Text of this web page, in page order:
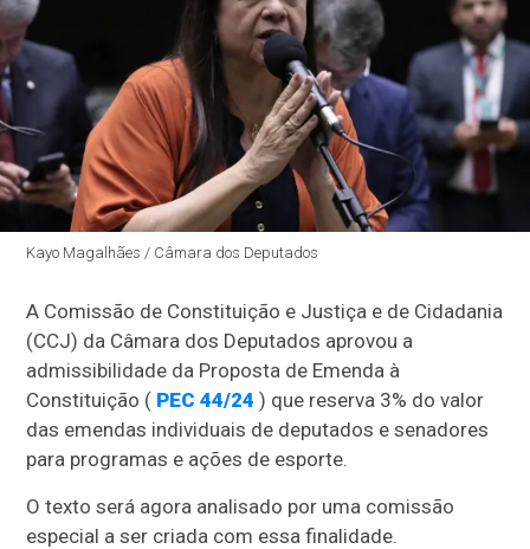
Kayo Magalhães / Câmara dos Deputados
A Comissão de Constituição e Justiça e de Cidadania
(CCJ) da Câmara dos Deputados aprovou a
admissibilidade da Proposta de Emenda à
Constituição ( PEC 44/24 ) que reserva 3% do valor
das emendas individuais de deputados e senadores
para programas e ações de esporte.
O texto será agora analisado por uma comissão
especial a ser criada com essa finalidade.